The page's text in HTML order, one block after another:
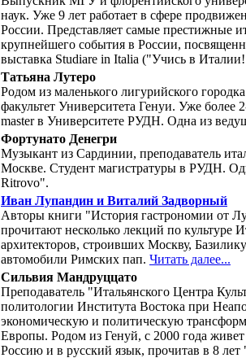
наук. Уже 9 лет работает в сфере
России. Представляет самые престижные
крупнейшего события в России,
выставка Studiare in Italia ("Учись в
Татьяна Лутеро
Родом из маленького лигурийского
факультет Университета Генуи. Уже более
master в Университете РУДН. Одна из
Фортунато Денегри
Музыкант из Сардинии, преподаватель
Москве. Студент магистратуры в РУДН.
Ritrovo".
Иван Лупандин и Виталий Задворный
Авторы книги "История гастрономии от
прочитают несколько лекций по культуре
архитекторов, строивших Москву,
автомобили Римских пап. Читать далее...
Сильвия Мандруццато
Преподаватель "Итальянского Центра
политологии Института Востока при
экономическую и политическую
Европы. Родом из Генуй, с 2000 года
Россию и в русский язык, прочитав в 8